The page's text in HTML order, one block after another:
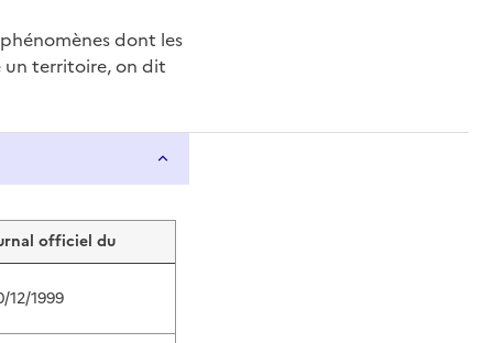
dont les
un territoire, on dit
officiel du
12/1999